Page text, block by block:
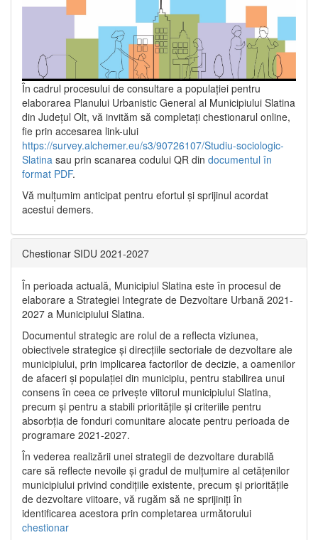
În cadrul procesului de consultare a populaţiei pentru
elaborarea Planului Urbanistic General al Municipiului Slatina
din Județul Olt, vă invităm să completați chestionarul online,
fie prin accesarea link-ului
https://survey.alchemer.eu/s3/90726107/Studiu-sociologic-
Slatina sau prin scanarea codului QR din documentul în
format PDF.
Vă mulţumim anticipat pentru efortul şi sprijinul acordat
acestui demers.
Chestionar SIDU 2021-2027
În perioada actuală, Municipiul Slatina este în procesul de
elaborare a Strategiei Integrate de Dezvoltare Urbană 2021‐
2027 a Municipiului Slatina.
Documentul strategic are rolul de a reflecta viziunea,
obiectivele strategice și direcțiile sectoriale de dezvoltare ale
municipiului, prin implicarea factorilor de decizie, a oamenilor
de afaceri și populației din municipiu, pentru stabilirea unui
consens în ceea ce privește viitorul municipiului Slatina,
precum și pentru a stabili prioritățile și criteriile pentru
absorbția de fonduri comunitare alocate pentru perioada de
programare 2021-2027.
În vederea realizării unei strategii de dezvoltare durabilă
care să reflecte nevoile și gradul de mulțumire al cetățenilor
municipiului privind condițiile existente, precum și prioritățile
de dezvoltare viitoare, vă rugăm să ne sprijiniți în
identificarea acestora prin completarea următorului
chestionar